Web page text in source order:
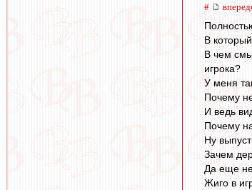
#
В
В чем
игрока?
У меня
Почему
И ведь
Почему
Ну
Зачем
Да еще
Жиго в